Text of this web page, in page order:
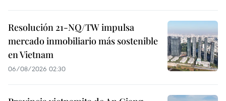
Resolución 21-NQ/TW impulsa
mercado inmobiliario más sostenible
en Vietnam
06/08/2026 02:30